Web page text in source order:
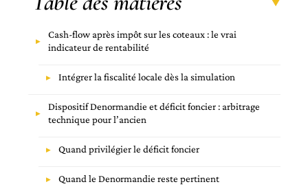
Cash-flow après impôt sur les coteaux : le vrai
indicateur de rentabilité
Intégrer la fiscalité locale dès la simulation
Dispositif Denormandie et déficit foncier : arbitrage
technique pour l’ancien
Quand privilégier le déficit foncier
Quand le Denormandie reste pertinent